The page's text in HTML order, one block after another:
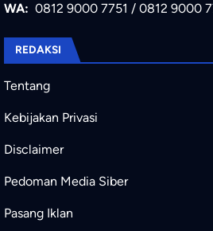
WA: 0812 9000 7751 / 0812 9000
REDAKSI
Tentang
Kebijakan Privasi
Disclaimer
Pedoman Media Siber
Pasang Iklan